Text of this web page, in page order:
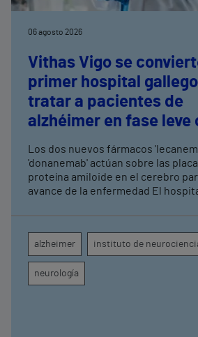
06 agosto 2026
Vithas Vigo se
primer hospital
tratar a pacientes de
alzhéimer en fase leve
Los dos nuevos fármacos
'donanemab' actúan sobre las
proteína amiloide en el cerebro
avance de la enfermedad El hospital cuenta
seguimiento clínico de cada
alzheimer instituto de
neurología